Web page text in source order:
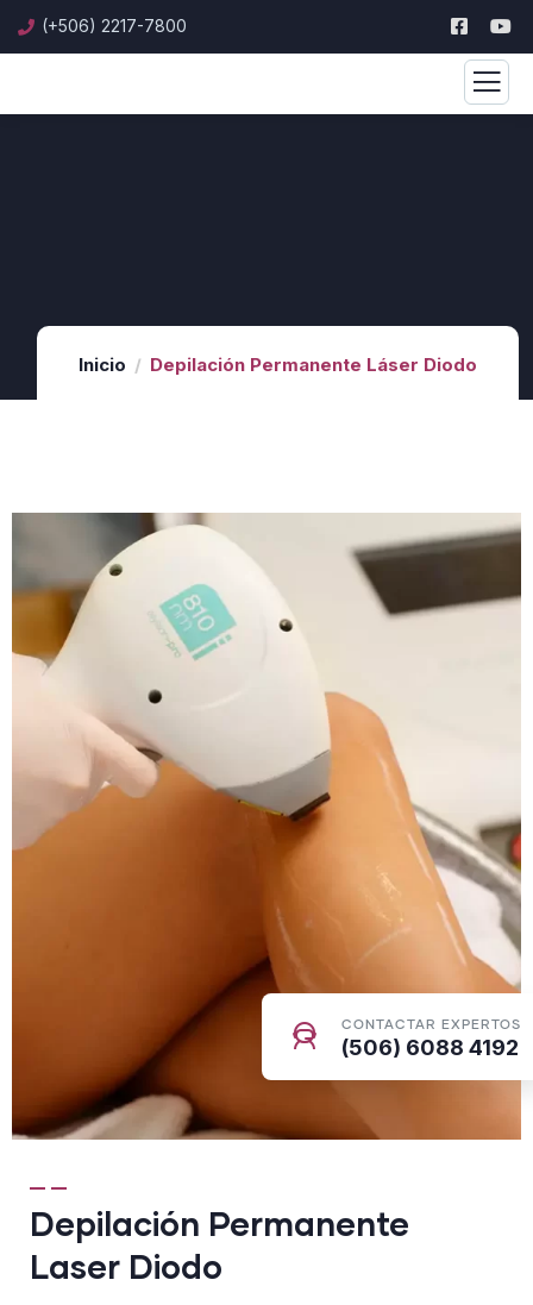
(+506) 2217-7800
Inicio Depilación Permanente Láser Diodo
CONTACTAR EXPERTOS
(506) 6088 4192
Depilación Permanente
Laser Diodo